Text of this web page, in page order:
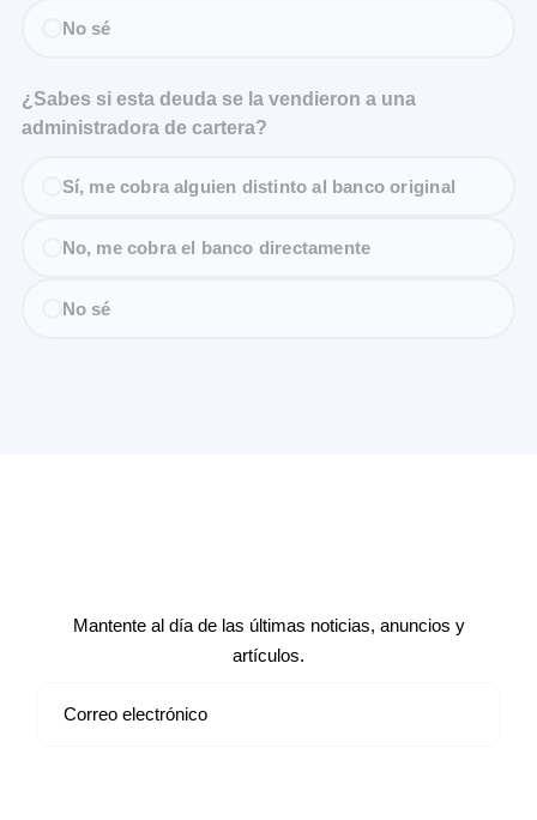
No sé
¿Sabes si esta deuda se la vendieron a una
administradora de cartera?
Sí, me cobra alguien distinto al banco original
No, me cobra el banco directamente
No sé
Mantente al día de las últimas noticias, anuncios y
artículos.